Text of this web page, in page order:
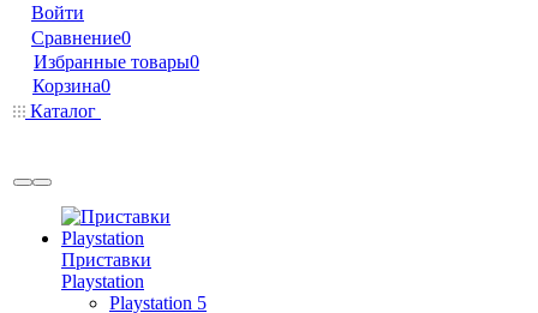
Войти
Сравнение0
Избранные товары0
Корзина0
Каталог
Приставки
Playstation
Playstation 5